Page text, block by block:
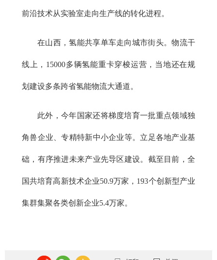
前沿技术从实验室走向生产线的转化进程。
在山西，氢能共享单车走向城市街头。物流干
线上，15000多辆氢能重卡穿梭运营，当地还在规
划建设多条跨省氢能物流大通道。
此外，今年国家还将梯度培育一批重点领域独
角兽企业、专精特新中小企业等。立足各地产业基
础，有序推进未来产业先导区建设。截至目前，全
国共培育高新技术企业50.9万家，193个创新型产业
集群集聚各类创新企业5.4万家。